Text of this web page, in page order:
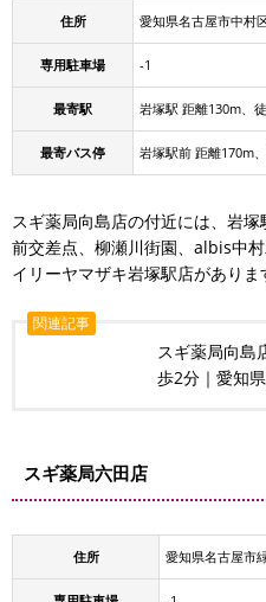
住所 愛知県名古屋市中村
専用駐車場 -1
最寄駅 岩塚駅 距離130m、
最寄バス停 岩塚駅前 距離170m
スギ薬局向島店の付近には、岩
前交差点、柳瀬川街園、albis中
イリーヤマザキ岩塚駅店がありま
関連記事
スギ薬局向島
歩2分｜愛知
スギ薬局六田店
住所 愛知県名古屋市